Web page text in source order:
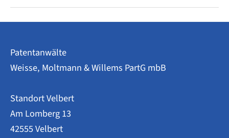
–
über
Laufzeit
von
20
Patentanwälte
Weisse, Moltmann & Willems PartG mbB
Standort Velbert
Am Lomberg 13
42555 Velbert